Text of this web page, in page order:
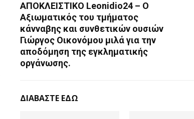
ΑΠΟΚΛΕΙΣΤΙΚΟ Leonidio24 – Ο
Αξιωματικός του τμήματος
κάνναβης και συνθετικών ουσιών
Γιώργος Οικονόμου μιλά για την
αποδόμηση της εγκληματικής
οργάνωσης.
ΔΙΑΒΑΣΤΕ ΕΔΩ